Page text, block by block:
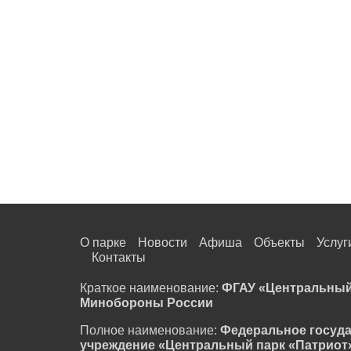
О парке Новости Афиша Объекты
Контакты
Краткое наименование: ФГАУ
Минобороны России
Полное наименование: Федеральное
учреждение «Центральный парк